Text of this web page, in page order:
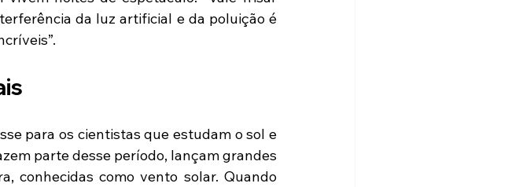
da luz artificial e da poluição é
para os cientistas que estudam o sol e
parte desse período, lançam grandes
conhecidas como vento solar. Quando